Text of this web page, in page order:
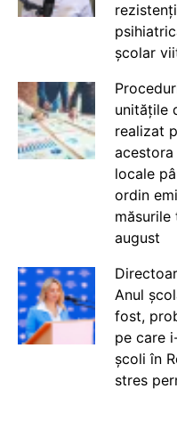
școlar
unitățile
realizat
locale
ordin
măsurile
august
Anul
fost,
pe care
școli în
stres